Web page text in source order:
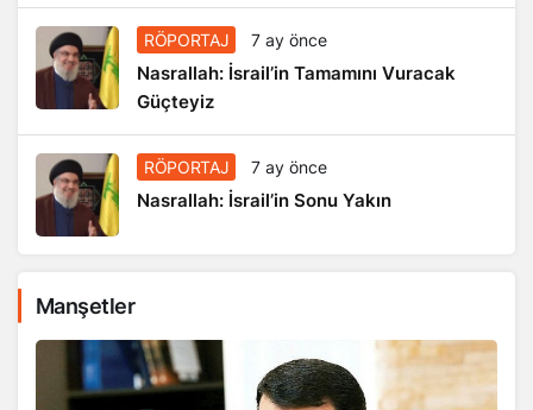
RÖPORTAJ 7 ay önce
Nasrallah: İsrail’in Tamamını Vuracak
Güçteyiz
RÖPORTAJ 7 ay önce
Nasrallah: İsrail’in Sonu Yakın
Manşetler